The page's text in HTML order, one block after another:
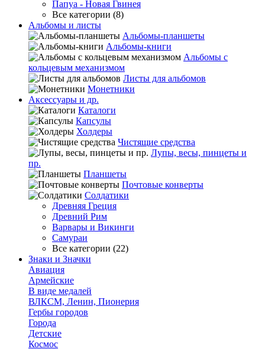
Папуа - Новая Гвинея
Все категории (8)
Альбомы и листы
Альбомы-планшеты
Альбомы-книги
Альбомы с
кольцевым механизмом
Листы для альбомов
Монетники
Аксессуары и др.
Каталоги
Капсулы
Холдеры
Чистящие средства
Лупы, весы, пинцеты и
пр.
Планшеты
Почтовые конверты
Солдатики
Древняя Греция
Древний Рим
Варвары и Викинги
Самураи
Все категории (22)
Знаки и Значки
Авиация
Армейские
В виде медалей
ВЛКСМ, Ленин, Пионерия
Гербы городов
Города
Детские
Космос